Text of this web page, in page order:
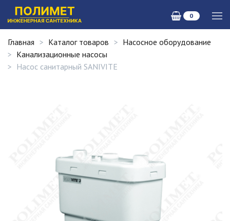
0
Главная Каталог товаров
Насосное оборудование
Канализационные насосы
Насос санитарный SANIVITE